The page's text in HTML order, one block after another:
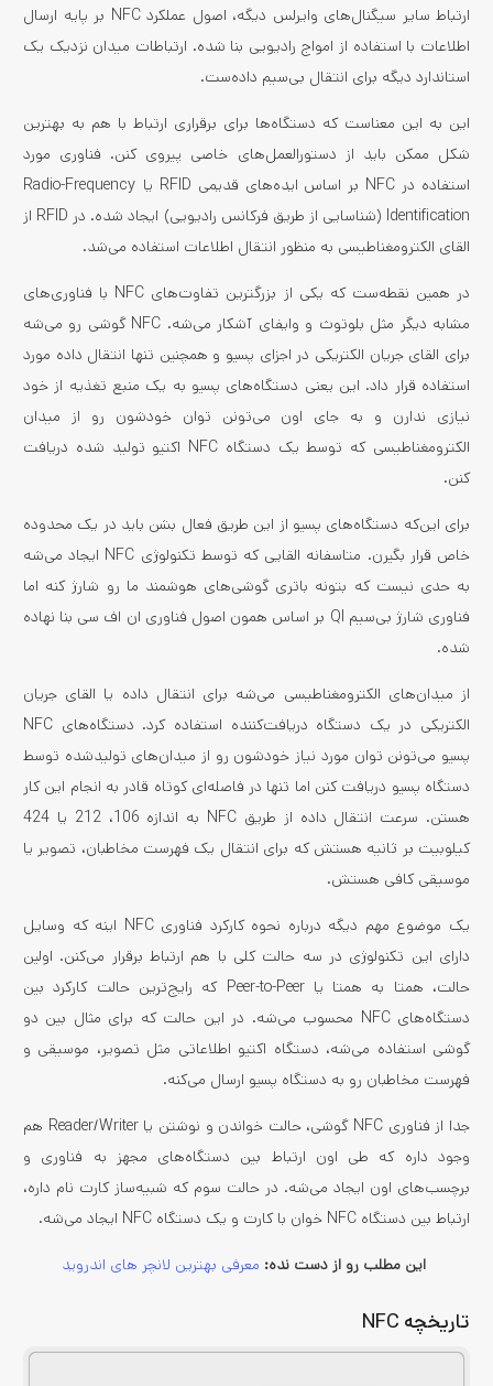
ارتباط سایر سیگنال‌های وایرلس دیگه، اصول عملکرد NFC بر پایه ارسال
اطلاعات با استفاده از امواج رادیویی بنا شده. ارتباطات میدان نزدیک یک
استاندارد دیگه برای انتقال بی‌سیم داده‌ست.
این به این معناست که دستگاه‌ها برای برقراری ارتباط با هم به بهترین
شکل ممکن باید از دستورالعمل‌های خاصی پیروی کنن. فناوری مورد
استفاده در NFC بر اساس ایده‌های قدیمی RFID یا Radio-Frequency
Identification (شناسایی از طریق فرکانس رادیویی) ایجاد شده. در RFID از
القای الکترومغناطیسی به منظور انتقال اطلاعات استفاده می‌شد.
در همین نقطه‌ست که یکی از بزرگترین تفاوت‌های NFC با فناوری‌های
مشابه دیگر مثل بلوتوث و وایفای آشکار می‌شه. NFC گوشی رو می‌شه
برای القای جریان الکتریکی در اجزای پسیو و همچنین تنها انتقال داده مورد
استفاده قرار داد. این یعنی دستگاه‌های پسیو به یک منبع تغذیه از خود
نیازی ندارن و به جای اون می‌تونن توان خودشون رو از میدان
الکترومغناطیسی که توسط یک دستگاه NFC اکتیو تولید شده دریافت
کنن.
برای این‌که دستگاه‌های پسیو از این طریق فعال بشن باید در یک محدوده
خاص قرار بگیرن. متاسفانه القایی که توسط تکنولوژی NFC ایجاد می‌شه
به حدی نیست که بتونه باتری گوشی‌های هوشمند ما رو شارژ کنه اما
فناوری شارژ بی‌سیم QI بر اساس همون اصول فناوری ان اف سی بنا نهاده
شده.
از میدان‌های الکترومغناطیسی می‌شه برای انتقال داده یا القای جریان
الکتریکی در یک دستگاه دریافت‌کننده استفاده کرد. دستگاه‌های NFC
پسیو می‌تونن توان مورد نیاز خودشون رو از میدان‌های تولیدشده توسط
دستگاه پسیو دریافت کنن اما تنها در فاصله‌ای کوتاه قادر به انجام این کار
هستن. سرعت انتقال داده از طریق NFC به اندازه 106، 212 یا 424
کیلوبیت بر ثانیه هستش که برای انتقال یک فهرست مخاطبان، تصویر یا
موسیقی کافی هستش.
یک موضوع مهم دیگه درباره نحوه کارکرد فناوری NFC اینه که وسایل
دارای این تکنولوژی در سه حالت کلی با هم ارتباط برقرار می‌کنن. اولین
حالت، همتا به همتا یا Peer-to-Peer که رایج‌ترین حالت کارکرد بین
دستگاه‌های NFC محسوب می‌شه. در این حالت که برای مثال بین دو
گوشی استفاده می‌شه، دستگاه اکتیو اطلاعاتی مثل تصویر، موسیقی و
فهرست مخاطبان رو به دستگاه پسیو ارسال می‌کنه.
جدا از فناوری NFC گوشی، حالت خواندن و نوشتن یا Reader/Writer هم
وجود داره که طی اون ارتباط بین دستگاه‌های مجهز به فناوری و
برچسب‌های اون ایجاد می‌شه. در حالت سوم که شبیه‌ساز کارت نام داره،
ارتباط بین دستگاه NFC خوان با کارت و یک دستگاه NFC ایجاد می‌شه.
این مطلب رو از دست نده: معرفی بهترین لانچر های اندروید
تاریخچه NFC